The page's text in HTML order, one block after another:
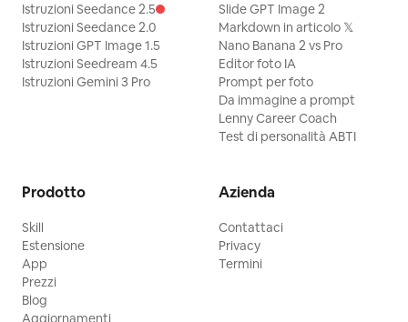
Istruzioni Seedance 2.5
Istruzioni Seedance 2.0
Istruzioni GPT Image 1.5
Istruzioni Seedream 4.5
Istruzioni Gemini 3 Pro
Slide GPT Image 2
Markdown in articolo 𝕏
Nano Banana 2 vs Pro
Editor foto IA
Prompt per foto
Da immagine a prompt
Lenny Career Coach
Test di personalità ABTI
Prodotto
Skill
Estensione
App
Prezzi
Blog
Aggiornamenti
Azienda
Contattaci
Privacy
Termini